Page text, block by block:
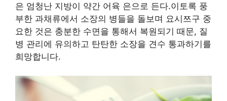
은 엄청난 지방이 약간 어육 은으로 든다.이토록 풍
부한 과채류에서 소장의 병들을 돌보며 요시쯔구 중
요한 것은 충분한 수면을 통해서 복원되기 때문, 질
병 관리에 유의하고 탄탄한 소장을 견수 통과하기를
희망합니다.